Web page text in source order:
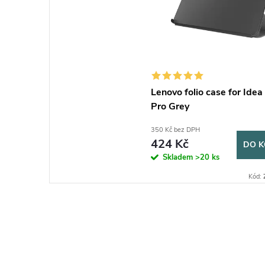
Lenovo folio case for Idea
Pro Grey
350 Kč bez DPH
424 Kč
Skladem >20 ks
DO
Kód: